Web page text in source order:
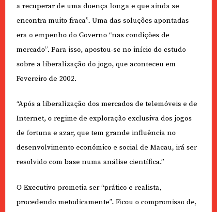
a recuperar de uma doença longa e que ainda se
encontra muito fraca”. Uma das soluções apontadas
era o empenho do Governo “nas condições de
mercado”. Para isso, apostou-se no início do estudo
sobre a liberalização do jogo, que aconteceu em
Fevereiro de 2002.
“Após a liberalização dos mercados de telemóveis e de
Internet, o regime de exploração exclusiva dos jogos
de fortuna e azar, que tem grande influência no
desenvolvimento económico e social de Macau, irá ser
resolvido com base numa análise científica.”
O Executivo prometia ser “prático e realista,
procedendo metodicamente”. Ficou o compromisso de,